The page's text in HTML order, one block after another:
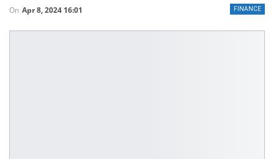
FINANCE
On Apr 8, 2024 16:01